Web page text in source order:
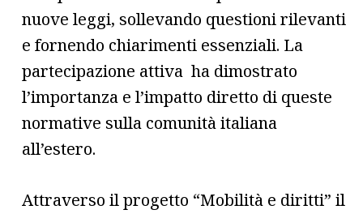
nuove leggi, sollevando questioni rilevanti
e fornendo chiarimenti essenziali. La
partecipazione attiva ha dimostrato
l’importanza e l’impatto diretto di queste
normative sulla comunità italiana
all’estero.
Attraverso il progetto “Mobilità e diritti” il